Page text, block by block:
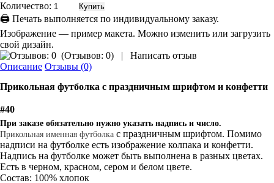
Количество:
🖨 Печать выполняется по индивидуальному заказу.
Изображение — пример макета. Можно изменить или загрузить
свой дизайн.
(Отзывов: 0) |
Написать отзыв
Описание Отзывы (0)
Прикольная футболка с праздничным шрифтом и конфетти
#40
При заказе обязательно нужно указать надпись и число.
Прикольная именная футболка с праздничным шрифтом. Помимо
надписи на футболке есть изображение колпака и конфетти.
Надпись на футболке может быть выполнена в разных цветах.
Есть в черном, красном, сером и белом цвете.
Состав: 100% хлопок